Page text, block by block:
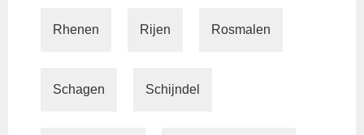
Rhenen Rijen Rosmalen
Schagen Schijndel